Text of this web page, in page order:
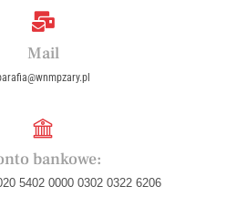
Mail
bankowe:
5402 0000 0302 0322 6206